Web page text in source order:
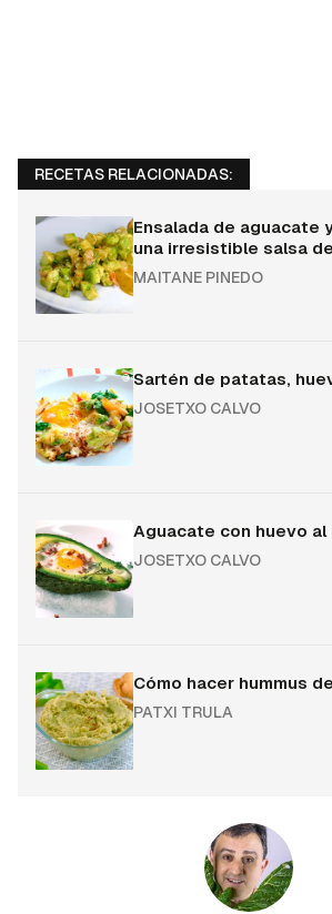
RECETAS RELACIONADAS:
Ensalada de aguacate
una irresistible salsa
MAITANE PINEDO
Sartén de patatas,
JOSETXO CALVO
Aguacate con huevo al
JOSETXO CALVO
Cómo hacer hummus
PATXI TRULA